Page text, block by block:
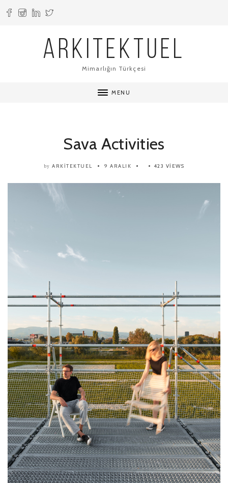
ARKITEKTUEL
Mimarlığın Türkçesi
MENU
Sava Activities
by ARKITEKTUEL 9 ARALIK 423 VIEWS